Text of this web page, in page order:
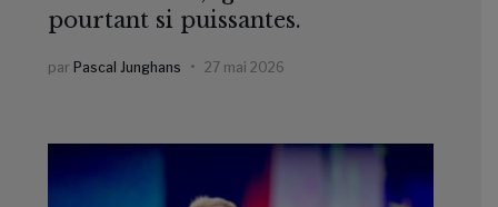
pourtant si puissantes.
par Pascal Junghans 27 mai 2026